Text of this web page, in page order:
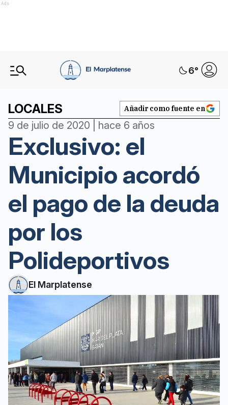
Ads
6°
LOCALES Añadir como fuente en
9 de julio de 2020 | hace 6 años
Exclusivo: el
Municipio acordó
el pago de la deuda
por los
Polideportivos
El Marplatense